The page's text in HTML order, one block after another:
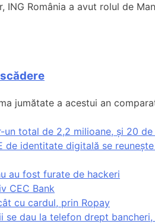
ING România a avut rolul de
jumătate a acestui an
total de 2,2 milioane, și 20
identitate digitală se
au fost furate de hackeri
CEC Bank
cu cardul, prin Ropay
se dau la telefon drept